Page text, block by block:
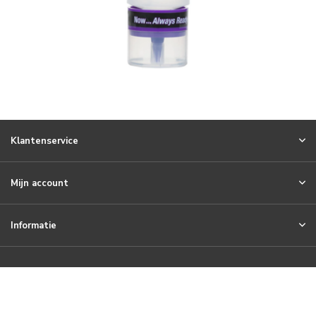
Klantenservice
Mijn account
Informatie